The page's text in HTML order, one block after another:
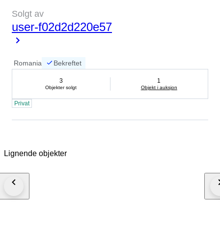
Solgt av
user-f02d2d220e57
Romania Bekreftet
3
Objekter solgt
1
Objekt i auksjon
Privat
Lignende objekter